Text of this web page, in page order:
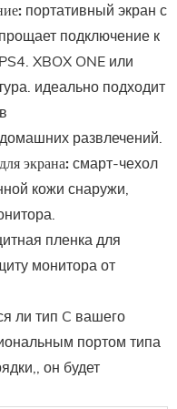
портативный экран с
подключение к
XBOX ONE или
идеально подходит
развлечений.
экрана: смарт-чехол
кожи снаружи,
пленка для
монитора от
ли тип C вашего
портом типа
он будет